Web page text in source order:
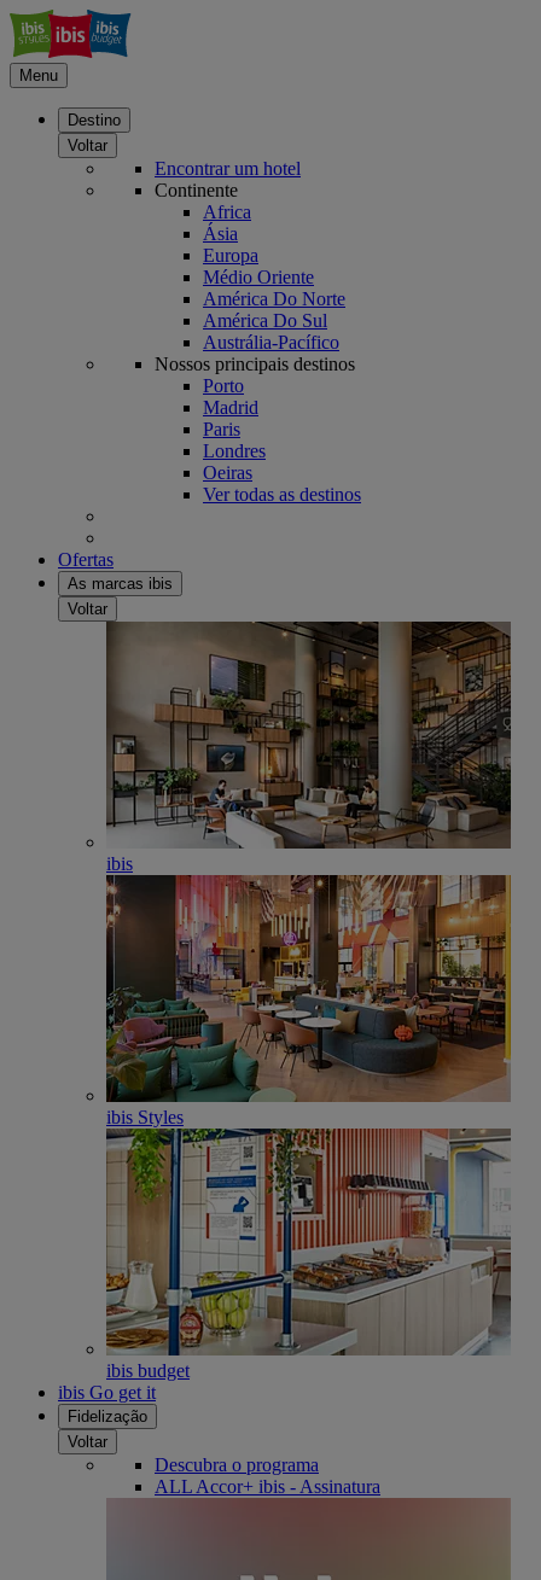
Menu
Destino
Voltar
Encontrar um hotel
Continente
Africa
Ásia
Europa
Médio Oriente
América Do Norte
América Do Sul
Austrália-Pacífico
Nossos principais destinos
Porto
Madrid
Paris
Londres
Oeiras
Ver todas as destinos
Ofertas
As marcas ibis
Voltar
ibis
ibis Styles
ibis budget
ibis Go get it
Fidelização
Voltar
Descubra o programa
ALL Accor+ ibis - Assinatura